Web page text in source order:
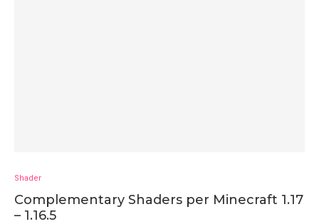
Shader
Complementary Shaders per Minecraft 1.17
– 1.16.5